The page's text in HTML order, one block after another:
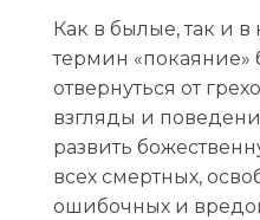
Как в былые, так и
термин «покаяние»
отвернуться от
взгляды и
развить
всех смертных,
ошибочных и